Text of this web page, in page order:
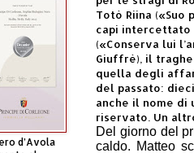
Totò Riina
capi intercettato
(«Conserva lui
Giuffrè), il
quella degli
del passato:
anche il nome di
riservato. Un
Del giorno del
caldo. Matteo
d’Avola